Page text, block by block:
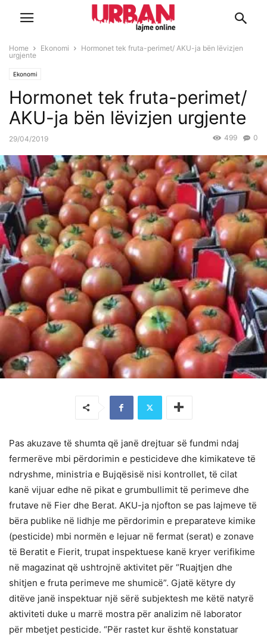
Home Ekonomi
Hormonet tek fruta-perimet/ AKU-ja bën lëvizjen
urgjente
Ekonomi
Hormonet tek fruta-perimet/
AKU-ja bën lëvizjen urgjente
29/04/2019 0
499
Pas akuzave të shumta që janë drejtuar së fundmi ndaj
fermerëve mbi përdorimin e pesticideve dhe kimikateve të
ndryshme, ministria e Bujqësisë nisi kontrollet, të cilat
kanë vijuar edhe në pikat e grumbullimit të perimeve dhe
frutave në Fier dhe Berat. AKU-ja njofton se pas lajmeve të
bëra publike në lidhje me përdorimin e preparateve kimike
(pesticide) mbi normën e lejuar në fermat (serat) e zonave
të Beratit e Fierit, trupat inspektuese kanë kryer verifikime
në magazinat që ushtrojnë aktivitet për “Ruajtjen dhe
shitjen e fruta perimeve me shumicë”. Gjatë këtyre dy
ditëve janë inspektuar një sërë subjektesh me këtë natyrë
aktiviteti duke u marrë mostra për analizim në laborator
për mbetjet pesticide. “Për rastet kur është konstatuar